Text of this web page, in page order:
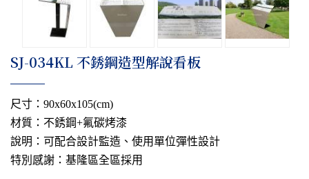
​SJ-034KL 不銹鋼造型解說看板
尺寸：90x60x105(cm)
材質：不銹鋼+氟碳烤漆
說明：可配合設計監造、使用單位彈性設計
特別感謝：基隆區全區採用